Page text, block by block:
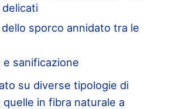
sporco annidato tra le
e sanificazione
su diverse tipologie di
in fibra naturale a